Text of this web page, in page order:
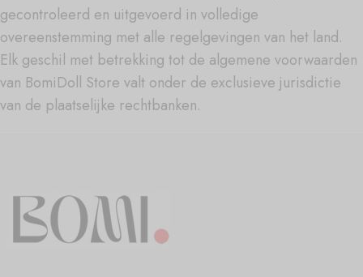
gecontroleerd en uitgevoerd in volledige
overeenstemming met alle regelgevingen van het land.
Elk geschil met betrekking tot de algemene voorwaarden
van BomiDoll Store valt onder de exclusieve jurisdictie
van de plaatselijke rechtbanken.